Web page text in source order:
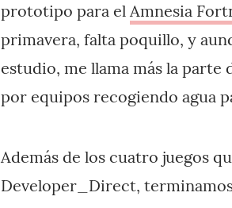
prototipo para el Amnesia
primavera, falta poquillo, y
estudio, me llama más la
por equipos recogiendo agua
Además de los cuatro juegos
Developer_Direct,